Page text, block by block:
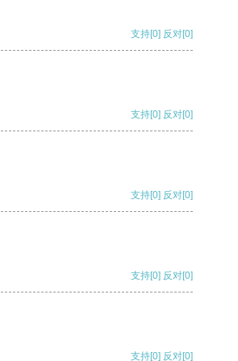
支持[0] 反对[0]
支持[0] 反对[0]
支持[0] 反对[0]
支持[0] 反对[0]
支持[0] 反对[0]